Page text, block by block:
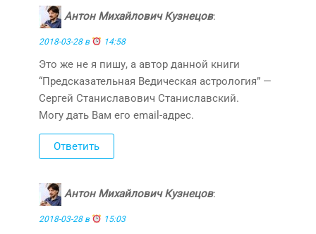
Антон Михайлович Кузнецов:
2018-03-28 в 14:58
Это же не я пишу, а автор данной книги
“Предсказательная Ведическая астрология” —
Сергей Станиславович Станиславский.
Могу дать Вам его email-адрес.
Ответить
Антон Михайлович Кузнецов:
2018-03-28 в 15:03